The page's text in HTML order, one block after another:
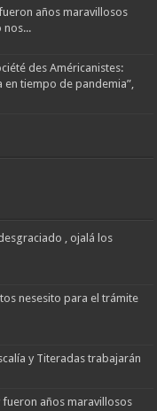
años maravillosos
nos...
des Américanistes:
tiempo de pandemia”,
, ojalá los
nesesito para el trámite
y Titeradas trabajarán
fueron años maravillosos